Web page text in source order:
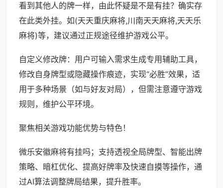
看到其他人的牌一样，由此怀疑是不是有挂？确实存
在此类外挂。如(天天重庆麻将,川南天天麻将,天天乐
麻将)等，建议通过正规途径维护游戏公平。
自定义修改牌：用户可输入需求生成专用辅助工具，
修改自身牌型或隐藏操作痕迹，实现“必胜”效果，适
用于多种场景（如与好友对局），但需注意遵守游戏
规则，维护公平环境。
聚焦相关游戏功能优势与特色！
微乐安徽麻将有挂吗；支持透视全局牌型、智能出牌
策略、暗杠优化、提高好牌率及快速自摸等操作，通
过AI算法调整牌局结果，提升胜率。